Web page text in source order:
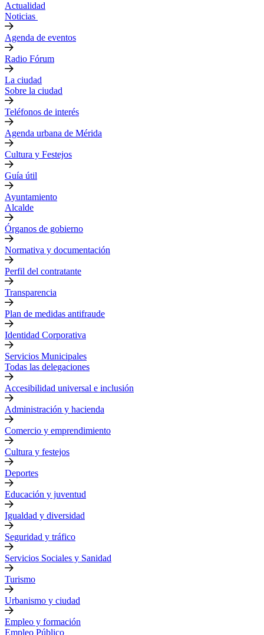
Actualidad
Noticias
Agenda de eventos
Radio Fórum
La ciudad
Sobre la ciudad
Teléfonos de interés
Agenda urbana de Mérida
Cultura y Festejos
Guía útil
Ayuntamiento
Alcalde
Órganos de gobierno
Normativa y documentación
Perfil del contratante
Transparencia
Plan de medidas antifraude
Identidad Corporativa
Servicios Municipales
Todas las delegaciones
Accesibilidad universal e inclusión
Administración y hacienda
Comercio y emprendimiento
Cultura y festejos
Deportes
Educación y juventud
Igualdad y diversidad
Seguridad y tráfico
Servicios Sociales y Sanidad
Turismo
Urbanismo y ciudad
Empleo y formación
Empleo Público